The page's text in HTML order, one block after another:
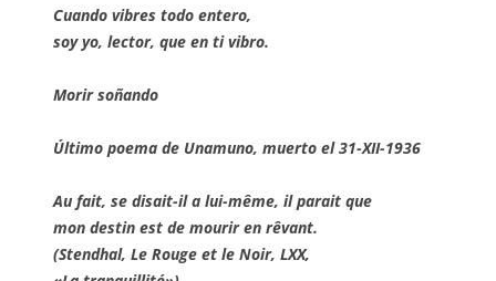
Cuando vibres todo entero,
soy yo, lector, que en ti vibro.
Morir soñando
Último poema de Unamuno, muerto el 31-XII-1936
Au fait, se disait-il a lui-même, il parait que
mon destin est de mourir en rêvant.
(Stendhal, Le Rouge et le Noir, LXX,